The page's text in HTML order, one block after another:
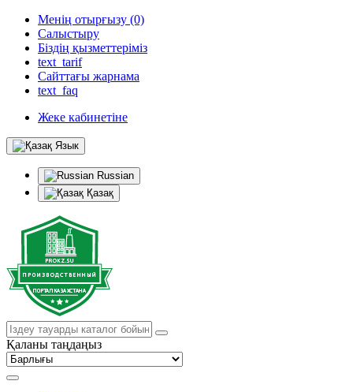
Менің отырғызу (0)
Салыстыру
Біздің қызметтеріміз
text_tarif
Сайттағы жарнама
text_faq
Жеке кабинетіне
Язык
Russian
Қазақ
Қаланы таңдаңыз